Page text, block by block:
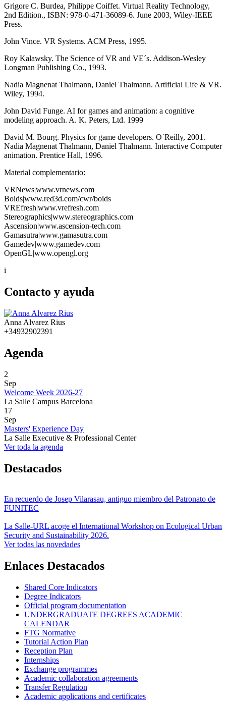
Grigore C. Burdea, Philippe Coiffet. Virtual Reality Technology,
2nd Edition., ISBN: 978-0-471-36089-6. June 2003, Wiley-IEEE
Press.
John Vince. VR Systems. ACM Press, 1995.
Roy Kalawsky. The Science of VR and VE´s. Addison-Wesley
Longman Publishing Co., 1993.
Nadia Magnenat Thalmann, Daniel Thalmann. Artificial Life & VR.
Wiley, 1994.
John David Funge. AI for games and animation: a cognitive
modeling approach. A. K. Peters, Ltd. 1999
David M. Bourg. Physics for game developers. O´Reilly, 2001.
Nadia Magnenat Thalmann, Daniel Thalmann. Interactive Computer
animation. Prentice Hall, 1996.
Material complementario:
VRNews|www.vrnews.com
Boids|www.red3d.com/cwr/boids
VREfresh|www.vrefresh.com
Stereographics|www.stereographics.com
Ascension|www.ascension-tech.com
Gamasutra|www.gamasutra.com
Gamedev|www.gamedev.com
OpenGL|www.opengl.org
i
Contacto y ayuda
Anna Alvarez Rius
+34932902391
Agenda
2
Sep
Welcome Week 2026-27
La Salle Campus Barcelona
17
Sep
Masters' Experience Day
La Salle Executive & Professional Center
Ver toda la agenda
Destacados
En recuerdo de Josep Vilarasau, antiguo miembro del Patronato de
FUNITEC
La Salle-URL acoge el International Workshop on Ecological Urban
Security and Sustainability 2026.
Ver todas las novedades
Enlaces Destacados
Shared Core Indicators
Degree Indicators
Official program documentation
UNDERGRADUATE DEGREES ACADEMIC
CALENDAR
FTG Normative
Tutorial Action Plan
Reception Plan
Internships
Exchange programmes
Academic collaboration agreements
Transfer Regulation
Academic applications and certificates